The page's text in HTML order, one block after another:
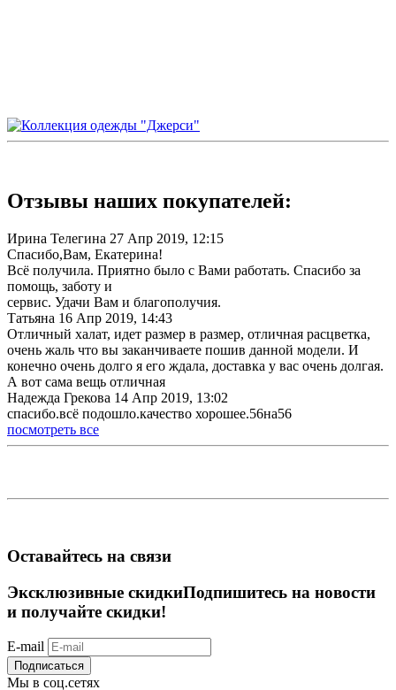
Отзывы наших покупателей:
Ирина Телегина 27 Апр 2019, 12:15
Спасибо,Вам, Екатерина!
Всё получила. Приятно было с Вами работать. Спасибо за
помощь, заботу и
сервис. Удачи Вам и благополучия.
Татьяна 16 Апр 2019, 14:43
Отличный халат, идет размер в размер, отличная расцветка,
очень жаль что вы заканчиваете пошив данной модели. И
конечно очень долго я его ждала, доставка у вас очень долгая.
А вот сама вещь отличная
Надежда Грекова 14 Апр 2019, 13:02
спасибо.всё подошло.качество хорошее.56на56
посмотреть все
Оставайтесь на связи
Эксклюзивные скидкиПодпишитесь на новости
и получайте скидки!
E-mail
Подписаться
Мы в соц.сетях